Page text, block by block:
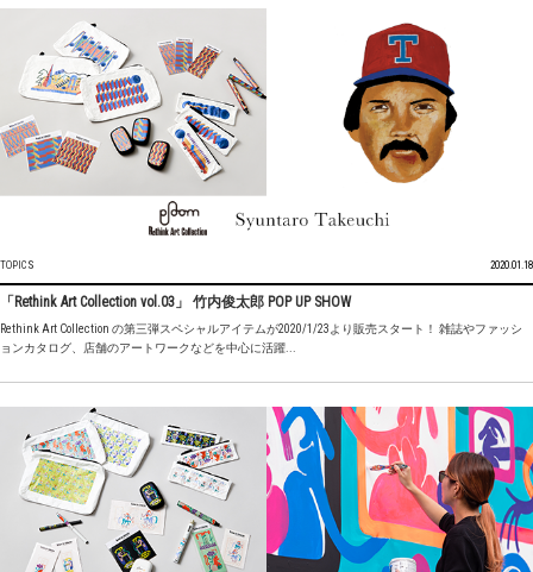
TOPICS 2020.01.18
「Rethink Art Collection vol.03」 竹内俊太郎 POP UP SHOW
Rethink Art Collection の第三弾スペシャルアイテムが2020/1/23より販売スタート！ 雑誌やファッシ
ョンカタログ、店舗のアートワークなどを中心に活躍...